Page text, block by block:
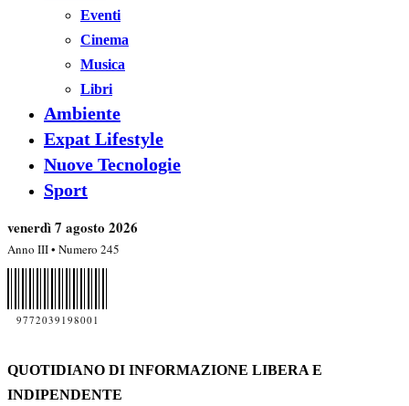
Eventi
Cinema
Musica
Libri
Ambiente
Expat Lifestyle
Nuove Tecnologie
Sport
venerdì 7 agosto 2026
Anno III • Numero 245
9772039198001
QUOTIDIANO DI INFORMAZIONE LIBERA E
INDIPENDENTE